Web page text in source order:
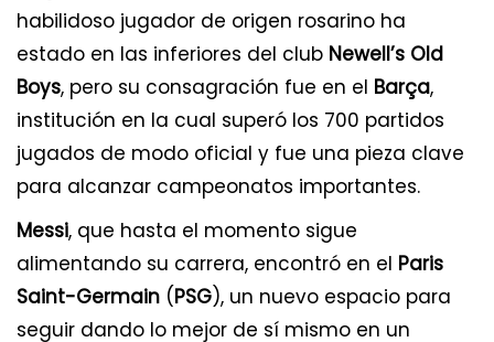
habilidoso jugador de origen rosarino ha
estado en las inferiores del club Newell’s Old
Boys, pero su consagración fue en el Barça,
institución en la cual superó los 700 partidos
jugados de modo oficial y fue una pieza clave
para alcanzar campeonatos importantes.
Messi, que hasta el momento sigue
alimentando su carrera, encontró en el Paris
Saint-Germain (PSG), un nuevo espacio para
seguir dando lo mejor de sí mismo en un